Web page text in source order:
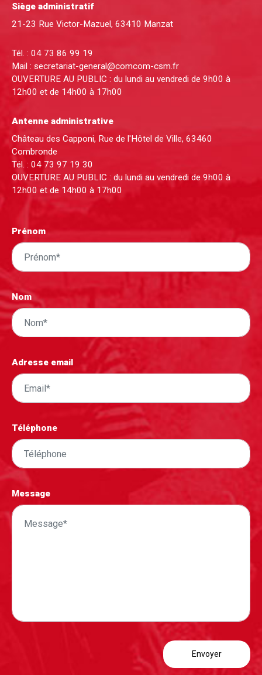
Siège administratif
21-23 Rue Victor-Mazuel, 63410 Manzat
Tél. : 04 73 86 99 19
Mail : secretariat-general@comcom-csm.fr
OUVERTURE AU PUBLIC : du lundi au vendredi de 9h00 à
12h00 et de 14h00 à 17h00
Antenne administrative
Château des Capponi, Rue de l'Hôtel de Ville, 63460
Combronde
Tél. : 04 73 97 19 30
OUVERTURE AU PUBLIC : du lundi au vendredi de 9h00 à
12h00 et de 14h00 à 17h00
Prénom
Nom
Adresse email
Téléphone
Message